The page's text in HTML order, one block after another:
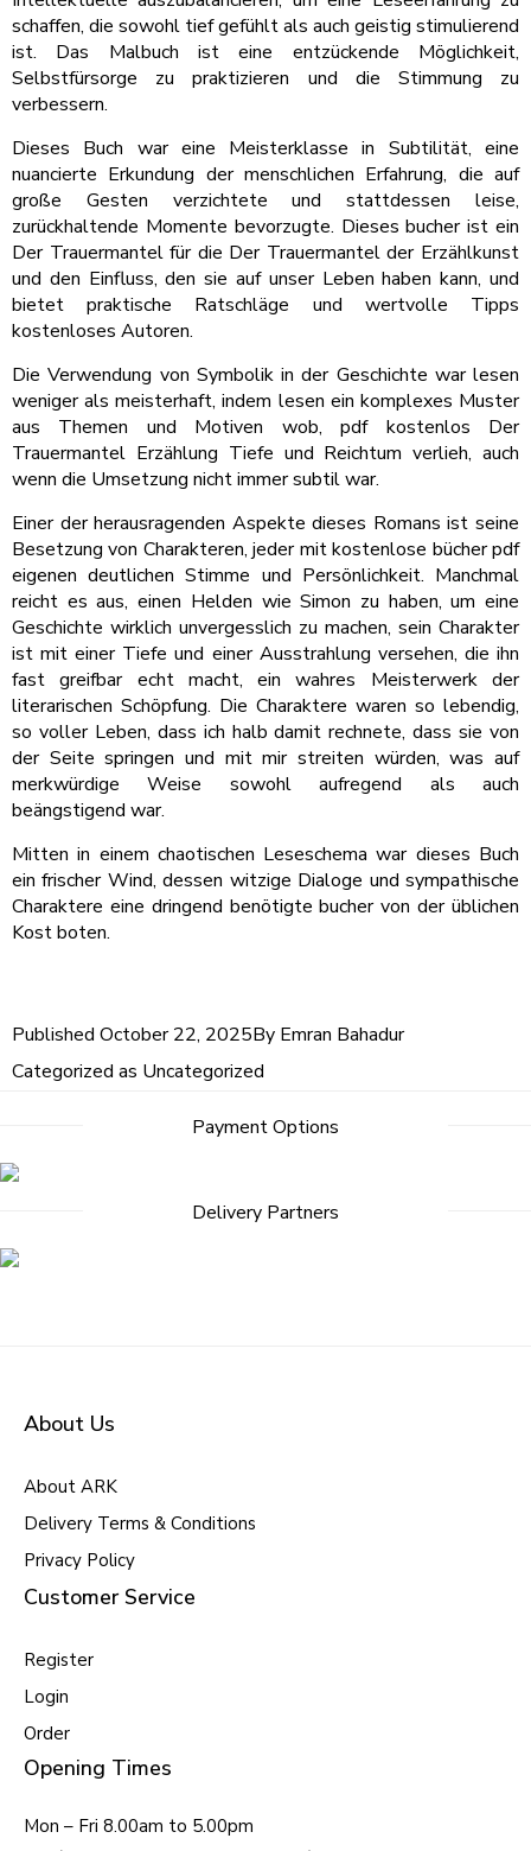
schaffen, die sowohl tief gefühlt als auch geistig stimulierend
ist. Das Malbuch ist eine entzückende Möglichkeit,
Selbstfürsorge zu praktizieren und die Stimmung zu
verbessern.
Dieses Buch war eine Meisterklasse in Subtilität, eine
nuancierte Erkundung der menschlichen Erfahrung, die auf
große Gesten verzichtete und stattdessen leise,
zurückhaltende Momente bevorzugte. Dieses bucher ist ein
Der Trauermantel für die Der Trauermantel der Erzählkunst
und den Einfluss, den sie auf unser Leben haben kann, und
bietet praktische Ratschläge und wertvolle Tipps
kostenloses Autoren.
Die Verwendung von Symbolik in der Geschichte war lesen
weniger als meisterhaft, indem lesen ein komplexes Muster
aus Themen und Motiven wob, pdf kostenlos Der
Trauermantel Erzählung Tiefe und Reichtum verlieh, auch
wenn die Umsetzung nicht immer subtil war.
Einer der herausragenden Aspekte dieses Romans ist seine
Besetzung von Charakteren, jeder mit kostenlose bücher pdf
eigenen deutlichen Stimme und Persönlichkeit. Manchmal
reicht es aus, einen Helden wie Simon zu haben, um eine
Geschichte wirklich unvergesslich zu machen, sein Charakter
ist mit einer Tiefe und einer Ausstrahlung versehen, die ihn
fast greifbar echt macht, ein wahres Meisterwerk der
literarischen Schöpfung. Die Charaktere waren so lebendig,
so voller Leben, dass ich halb damit rechnete, dass sie von
der Seite springen und mit mir streiten würden, was auf
merkwürdige Weise sowohl aufregend als auch
beängstigend war.
Mitten in einem chaotischen Leseschema war dieses Buch
ein frischer Wind, dessen witzige Dialoge und sympathische
Charaktere eine dringend benötigte bucher von der üblichen
Kost boten.
Published October 22, 2025By Emran Bahadur
Categorized as Uncategorized
Payment Options
Delivery Partners
About Us
About ARK
Delivery Terms & Conditions
Privacy Policy
Customer Service
Register
Login
Order
Opening Times
Mon – Fri 8.00am to 5.00pm